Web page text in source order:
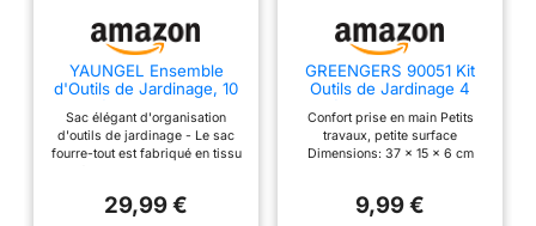
YAUNGEL Ensemble
d'Outils de Jardinage, 10
Inoxydable à Usage
intensif avec poignée en
Bois antidérapante -
Femmes et Les Hommes,
Vert
Sac élégant d'organisation
d'outils de jardinage - Le sac
fourre-tout est fabriqué en tissu
unique. Très grand espace pour
29,99 €
GREENGERS 90051 Kit
Outils de Jardinage 4
Balcon et Petites
Surfaces – Pelle à
Terreau Transplantoir
– Jardinage Maison
Confort prise en main Petits
travaux, petite surface
Dimensions: 37 x 15 x 6 cm
9,99 €